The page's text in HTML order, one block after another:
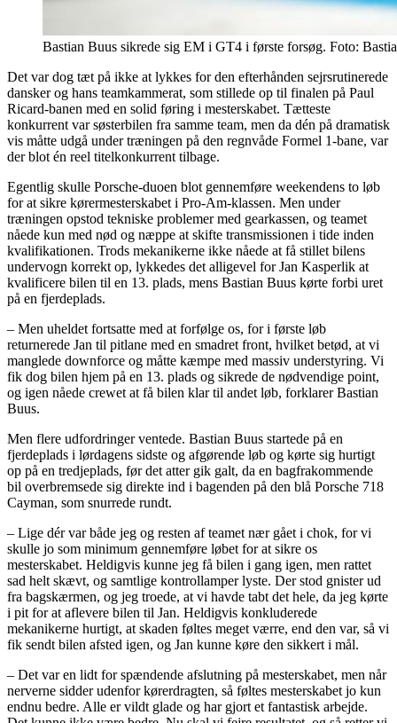
Bastian Buus sikrede sig EM i GT4 i første forsøg. Foto:
Det var dog tæt på ikke at lykkes for den efterhånden sejrsrutinerede
dansker og hans teamkammerat, som stillede op til finalen på Paul
Ricard-banen med en solid føring i mesterskabet. Tætteste
konkurrent var søsterbilen fra samme team, men da dén på dramatisk
vis måtte udgå under træningen på den regnvåde Formel 1-bane, var
der blot én reel titelkonkurrent tilbage.
Egentlig skulle Porsche-duoen blot gennemføre weekendens to løb
for at sikre kørermesterskabet i Pro-Am-klassen. Men under
træningen opstod tekniske problemer med gearkassen, og teamet
nåede kun med nød og næppe at skifte transmissionen i tide inden
kvalifikationen. Trods mekanikerne ikke nåede at få stillet bilens
undervogn korrekt op, lykkedes det alligevel for Jan Kasperlik at
kvalificere bilen til en 13. plads, mens Bastian Buus kørte forbi uret
på en fjerdeplads.
– Men uheldet fortsatte med at forfølge os, for i første løb
returnerede Jan til pitlane med en smadret front, hvilket betød, at vi
manglede downforce og måtte kæmpe med massiv understyring. Vi
fik dog bilen hjem på en 13. plads og sikrede de nødvendige point,
og igen nåede crewet at få bilen klar til andet løb, forklarer Bastian
Buus.
Men flere udfordringer ventede. Bastian Buus startede på en
fjerdeplads i lørdagens sidste og afgørende løb og kørte sig hurtigt
op på en tredjeplads, før det atter gik galt, da en bagfrakommende
bil overbremsede sig direkte ind i bagenden på den blå Porsche 718
Cayman, som snurrede rundt.
– Lige dér var både jeg og resten af teamet nær gået i chok, for vi
skulle jo som minimum gennemføre løbet for at sikre os
mesterskabet. Heldigvis kunne jeg få bilen i gang igen, men rattet
sad helt skævt, og samtlige kontrollamper lyste. Der stod gnister ud
fra bagskærmen, og jeg troede, at vi havde tabt det hele, da jeg kørte
i pit for at aflevere bilen til Jan. Heldigvis konkluderede
mekanikerne hurtigt, at skaden føltes meget værre, end den var, så vi
fik sendt bilen afsted igen, og Jan kunne køre den sikkert i mål.
– Det var en lidt for spændende afslutning på mesterskabet, men når
nerverne sidder udenfor kørerdragten, så føltes mesterskabet jo kun
endnu bedre. Alle er vildt glade og har gjort et fantastisk arbejde.